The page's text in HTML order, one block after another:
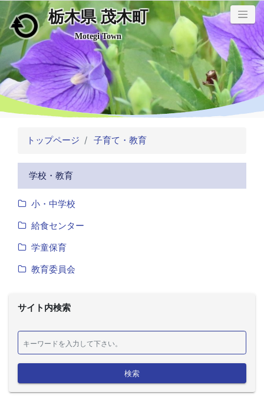
メインコンテンツにスキップ
栃木県 茂木町
Motegi Town
トップページ 子育て・教育
学校・教育
小・中学校
給食センター
学童保育
教育委員会
サイト内検索
検索